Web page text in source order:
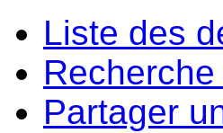
Liste des
Partager